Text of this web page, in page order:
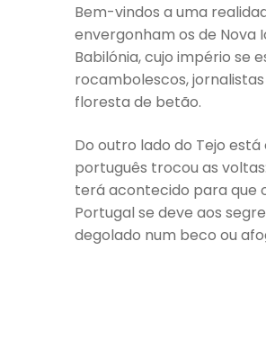
Bem-vindos a uma
envergonham os de Nova
Babilónia, cujo império se
rocambolescos,
floresta de betão.
Do outro lado do Tejo
português trocou as
terá acontecido para que
Portugal se deve aos
degolado num beco ou